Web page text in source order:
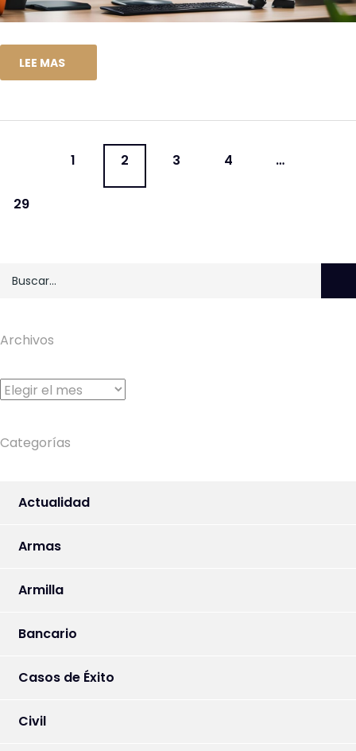
LEE MAS
1 2 3 4 …
29
Archivos
Archivos
Categorías
Actualidad
Armas
Armilla
Bancario
Casos de Éxito
Civil